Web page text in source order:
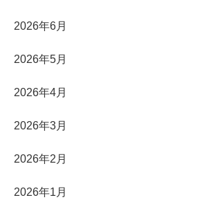
2026年6月
2026年5月
2026年4月
2026年3月
2026年2月
2026年1月